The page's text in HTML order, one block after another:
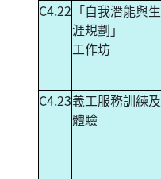
C4.22 「自我潛能與生
涯規劃」
工作坊
C4.23義工服務訓練及
體驗